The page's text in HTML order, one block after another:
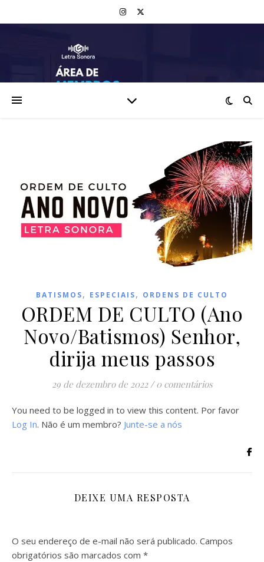
BATISMOS, ESPECIAIS, ORDENS DE CULTO
ORDEM DE CULTO (Ano
Novo/Batismos) Senhor,
dirija meus passos
29 de dezembro de 2022 / 0 comentários
You need to be logged in to view this content. Por favor
Log In. Não é um membro? Junte-se a nós
DEIXE UMA RESPOSTA
O seu endereço de e-mail não será publicado. Campos
obrigatórios são marcados com *